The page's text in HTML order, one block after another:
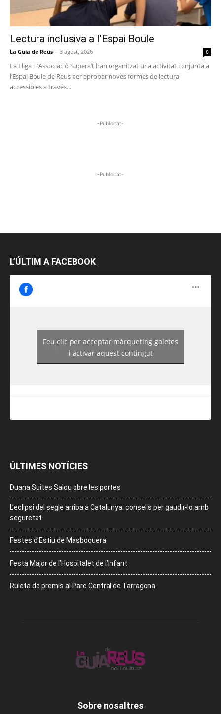
Lectura inclusiva a l’Espai Boule
La Guia de Reus - 3 agost, 2026 0
La Lliga i l’Associació Supera’t han organitzat una activitat conjunta a
l’Espai Boule de Reus per apropar noves formes de lectura
accessibles a través...
-Publicitat-
-Publicitat-
L’ÚLTIM A FACEBOOK
https://www.facebook.com/guiadereus/
Feu clic per acceptar màrqueting galetes
i activar aquest contingut
ÚLTIMES NOTÍCIES
Duana Suites Salou obre les portes
L’eclipsi del segle arriba a Catalunya: consells per gaudir-lo amb
seguretat
Festes d’Estiu de Masboquera
Festa Major de l’Hospitalet de l’Infant
Ruleta de premis al Parc Central de Tarragona
Sobre nosaltres